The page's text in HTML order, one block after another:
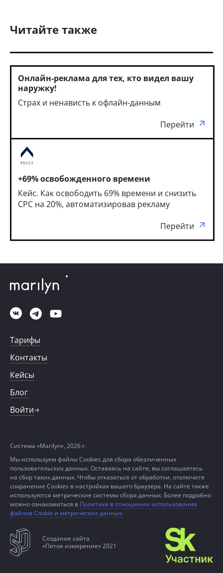
Читайте также
Онлайн-реклама для тех, кто видел вашу
наружку!
Страх и ненависть к офлайн-данным
Перейти
+69% освобожденного времени
Кейс. Как освободить 69% времени и снизить
CPC на 20%, автоматизировав рекламу
Перейти
Тарифы
Контакты
Кейсы
Блог
Войти
Система «Marilyn», 2026 г.
Мы используем файлы Cookies для сбора обезличенных
пользовательских данных. Оставаясь на сайте, вы соглашаетесь
на сбор таких данных. Чтобы отказаться от обработки, отключите
сохранение Cookies в настройках вашего браузера. На сайте также
используются метрические системы сбора данных. Более подробно
можно ознакомиться в Политике в отношении использования
файлов Cookie и метрических данных.
Создание сайта
«Пятое измерение» 2021